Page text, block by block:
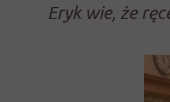
Eryk wie, że